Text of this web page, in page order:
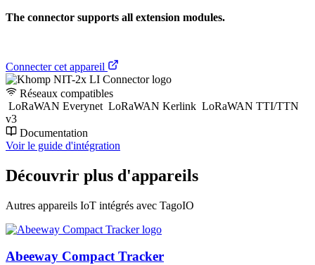
The connector supports all extension modules.
Connecter cet appareil
Réseaux compatibles
LoRaWAN Everynet LoRaWAN Kerlink LoRaWAN TTI/TTN
v3
Documentation
Voir le guide d'intégration
Découvrir plus d'appareils
Autres appareils IoT intégrés avec TagoIO
Abeeway Compact Tracker